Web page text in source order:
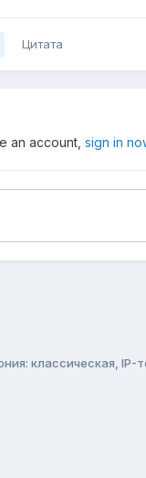
Цитата
an account, sign in
классическая, IP-